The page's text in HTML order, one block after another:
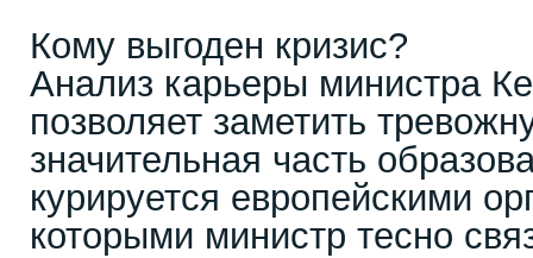
Кому выгоден кризис?
Анализ карьеры министра
позволяет заметить
значительная часть
курируется европейскими
которыми министр тесно